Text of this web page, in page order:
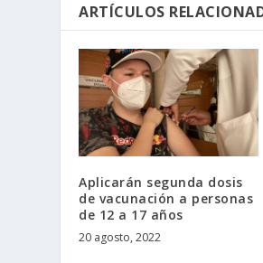
ARTÍCULOS
Aplicarán segunda dosis
de vacunación a personas
de 12 a 17 años
20 agosto, 2022